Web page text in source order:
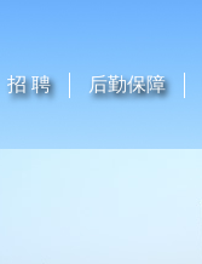
招 聘 后勤保障